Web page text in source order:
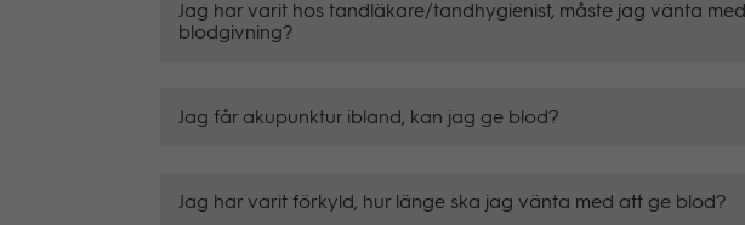
Jag har varit hos tandläkare/tandhygienist, måste jag vänta med
blodgivning?
Jag får akupunktur ibland, kan jag ge blod?
Jag har varit förkyld, hur länge ska jag vänta med att ge blod?